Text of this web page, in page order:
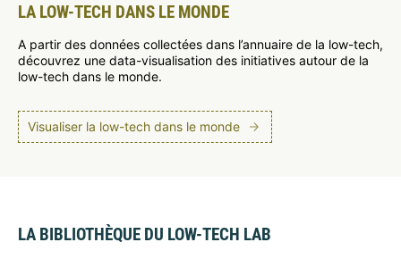
LA LOW-TECH DANS LE MONDE
A partir des données collectées dans l’annuaire de la low-tech,
découvrez une data-visualisation des initiatives autour de la
low-tech dans le monde.
Visualiser la low-tech dans le monde
LA BIBLIOTHÈQUE DU LOW-TECH LAB